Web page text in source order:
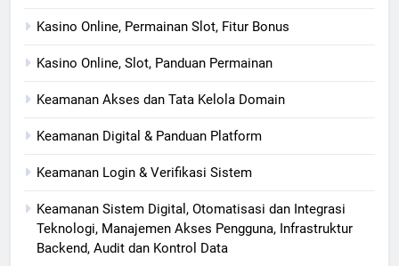
Kasino Online, Permainan Slot, Fitur Bonus
Kasino Online, Slot, Panduan Permainan
Keamanan Akses dan Tata Kelola Domain
Keamanan Digital & Panduan Platform
Keamanan Login & Verifikasi Sistem
Keamanan Sistem Digital, Otomatisasi dan Integrasi
Teknologi, Manajemen Akses Pengguna, Infrastruktur
Backend, Audit dan Kontrol Data